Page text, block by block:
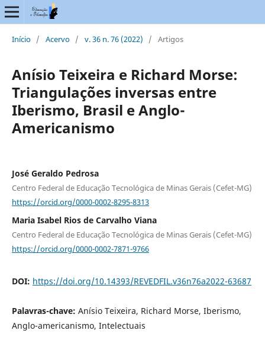
Início / Acervo / v. 36 n. 76 (2022) / Artigos
Anísio Teixeira e Richard Morse:
Triangulações inversas entre
Iberismo, Brasil e Anglo-
Americanismo
José Geraldo Pedrosa
Centro Federal de Educação Tecnológica de Minas Gerais (Cefet-MG)
https://orcid.org/0000-0002-8295-8313
Maria Isabel Rios de Carvalho Viana
Centro Federal de Educação Tecnológica de Minas Gerais (Cefet-MG)
https://orcid.org/0000-0002-7871-9766
DOI: https://doi.org/10.14393/REVEDFIL.v36n76a2022-63687
Palavras-chave: Anísio Teixeira, Richard Morse, Iberismo,
Anglo-americanismo, Intelectuais